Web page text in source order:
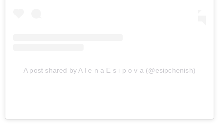
A post shared by A l e n a E s i p o v a (@esipchenish)